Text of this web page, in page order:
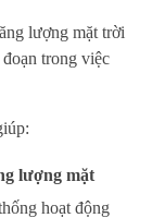
lượng mặt trời
trong việc
lượng mặt
hoạt động